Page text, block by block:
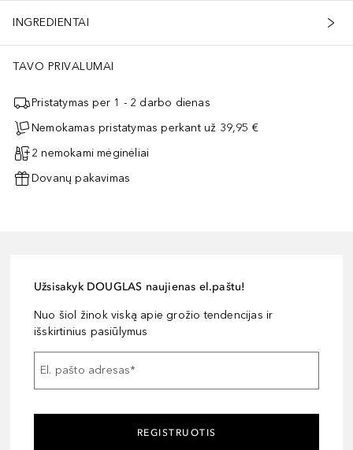
INGREDIENTAI
TAVO PRIVALUMAI
Pristatymas per 1 - 2 darbo dienas
Nemokamas pristatymas perkant už 39,95 €
2 nemokami mėginėliai
Dovanų pakavimas
Užsisakyk DOUGLAS naujienas el.paštu!
Nuo šiol žinok viską apie grožio tendencijas ir
išskirtinius pasiūlymus
El. pašto adresas*
REGISTRUOTIS